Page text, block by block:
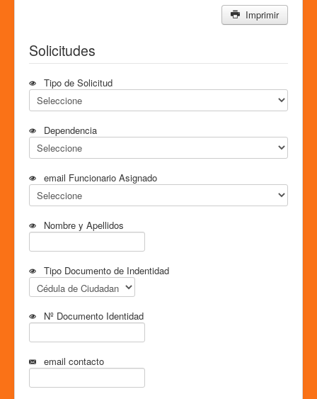
Imprimir
Solicitudes
Tipo de Solicitud
Dependencia
email Funcionario Asignado
Nombre y Apellidos
Tipo Documento de Indentidad
Nº Documento Identidad
email contacto